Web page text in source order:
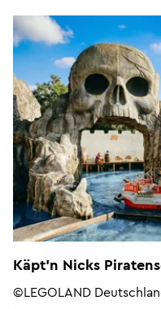
Käpt'n Nicks
©LEGOLAND